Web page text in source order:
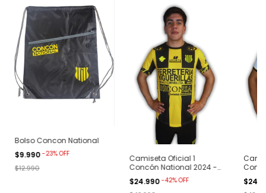
Bolso Concon National
$9.990-23%OFF
$12.990
Camiseta Oficial 1
Concón National 2024 -
Amarilla
$24.990-42%OFF